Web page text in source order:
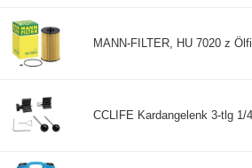
MANN-FILTER, HU 7020 z
CCLIFE Kardangelenk 3-tlg 1/